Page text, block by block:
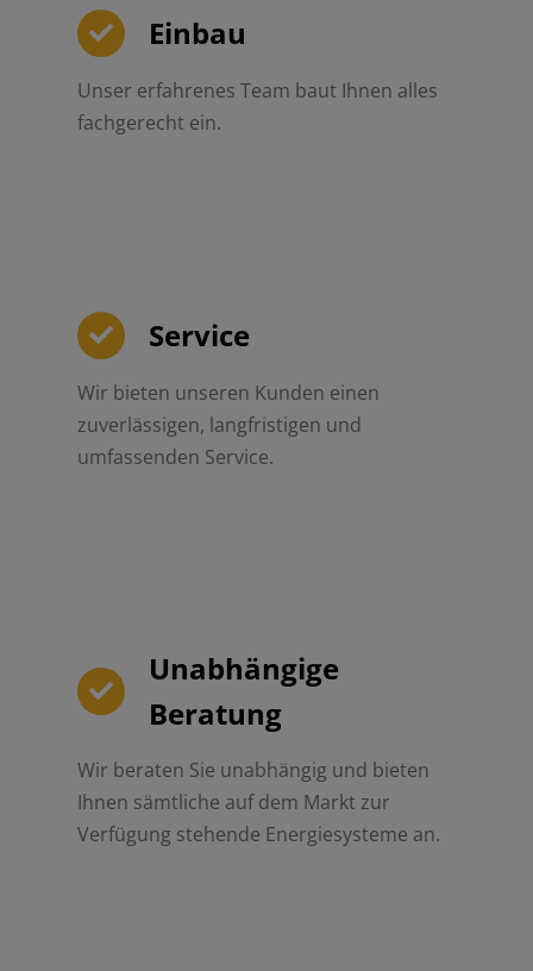
Einbau
Unser erfahrenes Team baut Ihnen alles
fachgerecht ein.
Service
Wir bieten unseren Kunden einen
zuverlässigen, langfristigen und
umfassenden Service.
Unabhängige
Beratung
Wir beraten Sie unabhängig und bieten
Ihnen sämtliche auf dem Markt zur
Verfügung stehende Energiesysteme an.